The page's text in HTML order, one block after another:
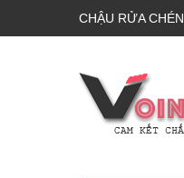
CHẬU RỬA CHÉN